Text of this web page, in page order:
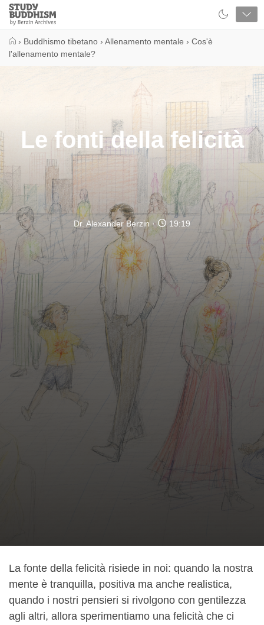
Close
Study
Buddhism
› Buddhismo tibetano › Allenamento mentale › Cos'è
l'allenamento mentale?
Le fonti della felicità
Dr. Alexander Berzin 19:19
La fonte della felicità risiede in noi: quando la nostra
mente è tranquilla, positiva ma anche realistica,
quando i nostri pensieri si rivolgono con gentilezza
agli altri, allora sperimentiamo una felicità che ci